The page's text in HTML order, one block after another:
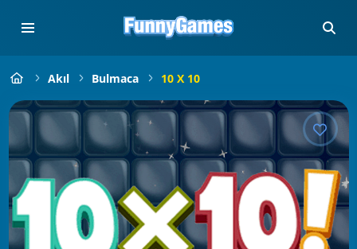
Akıl Bulmaca 10 X 10